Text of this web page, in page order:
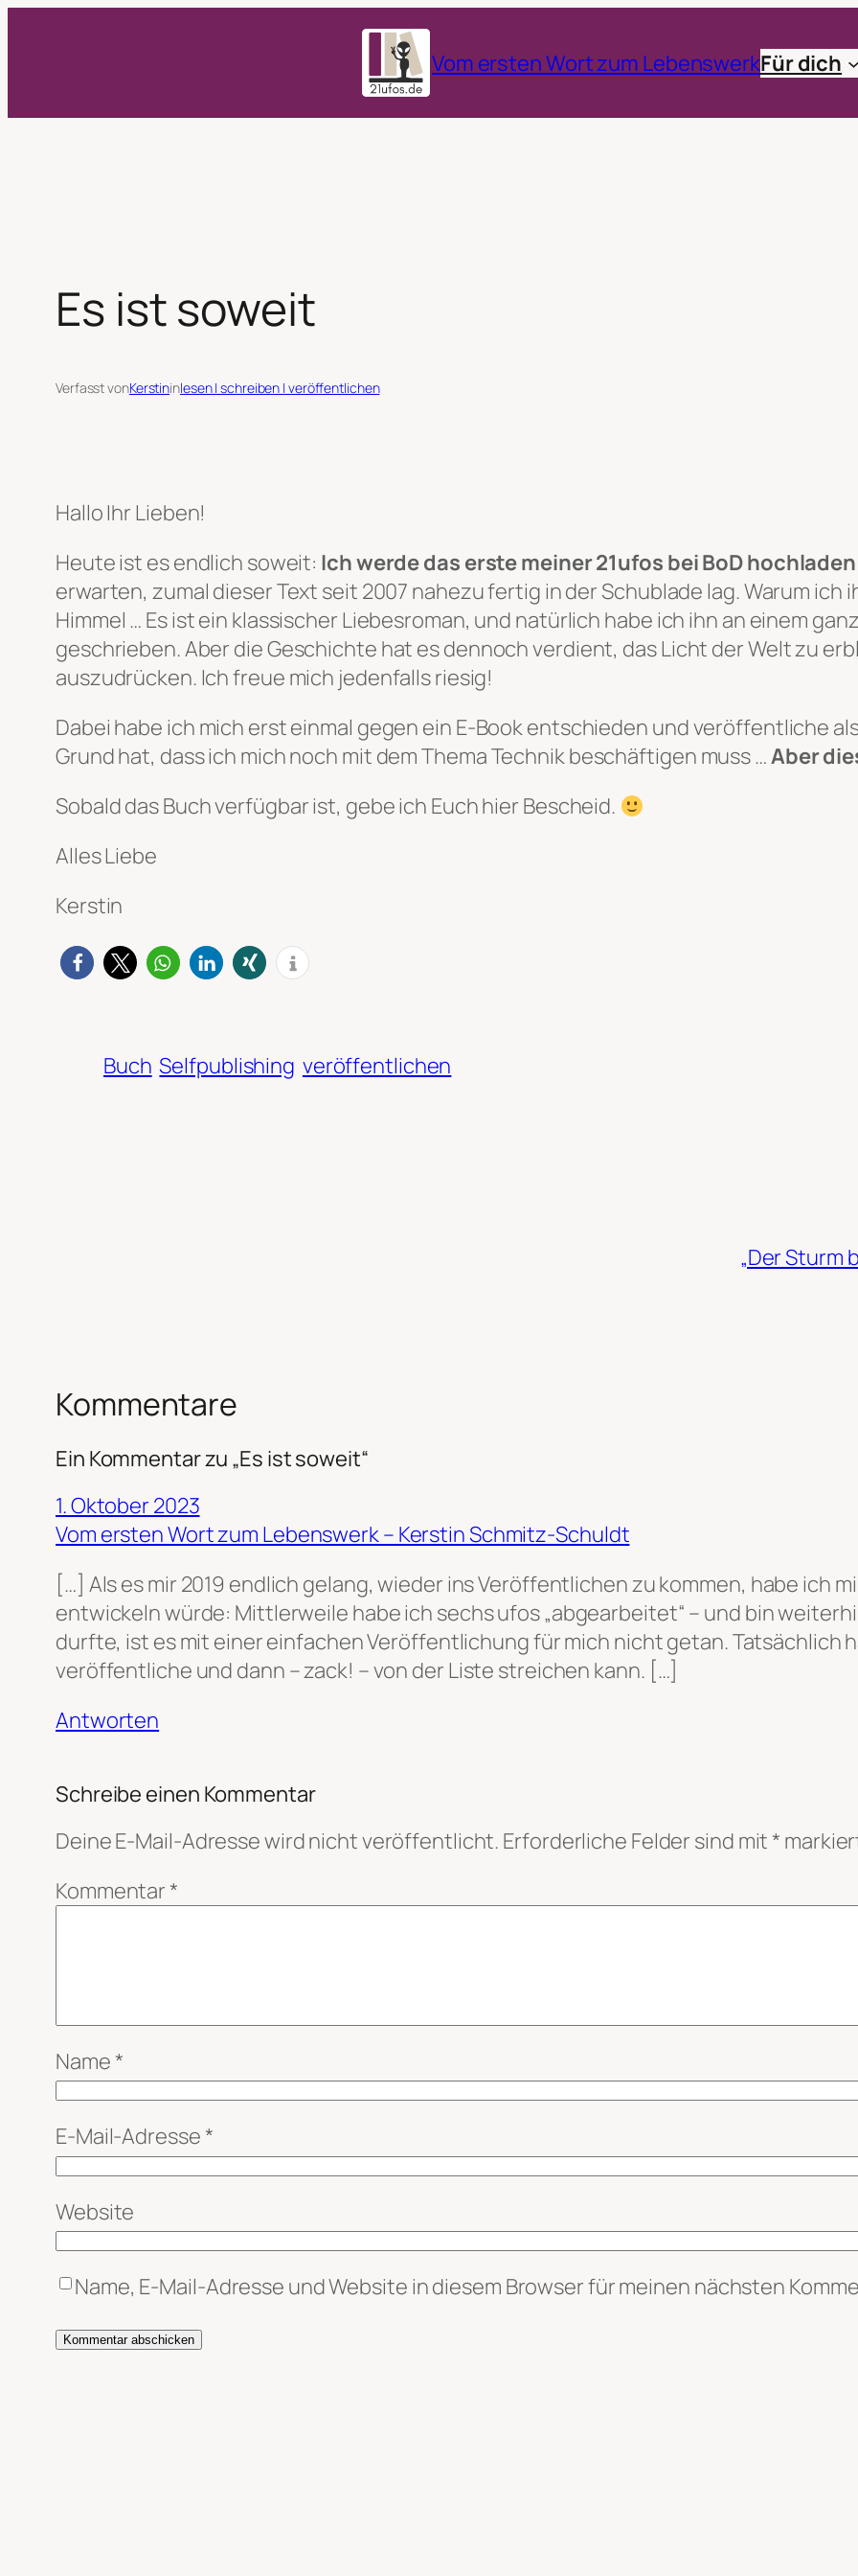
Vom ersten Wort zum LebenswerkFür dich
Es ist soweit
Verfasst vonKerstininlesen | schreiben | veröffentlichen
Hallo Ihr Lieben!
Heute ist es endlich soweit: Ich werde das erste meiner 21ufos bei BoD
erwarten, zumal dieser Text seit 2007 nahezu fertig in der Schublade lag. Warum
Himmel … Es ist ein klassischer Liebesroman, und natürlich habe ich ihn an einem
geschrieben. Aber die Geschichte hat es dennoch verdient, das Licht der Welt zu
auszudrücken. Ich freue mich jedenfalls riesig!
Dabei habe ich mich erst einmal gegen ein E-Book entschieden und veröffentliche
Grund hat, dass ich mich noch mit dem Thema Technik beschäftigen muss …Aber
Sobald das Buch verfügbar ist, gebe ich Euch hier Bescheid.
Alles Liebe
Kerstin
Buch Selfpublishing veröffentlichen
„Der Sturm
Kommentare
Ein Kommentar zu „Es ist soweit“
1. Oktober 2023
Vom ersten Wort zum Lebenswerk – Kerstin Schmitz-Schuldt
[…] Als es mir 2019 endlich gelang, wieder ins Veröffentlichen zu kommen, habe ich
entwickeln würde: Mittlerweile habe ich sechs ufos „abgearbeitet“ – und bin
durfte, ist es mit einer einfachen Veröffentlichung für mich nicht getan. Tatsächlich
veröffentliche und dann – zack! – von der Liste streichen kann. […]
Antworten
Schreibe einen Kommentar
Deine E-Mail-Adresse wird nicht veröffentlicht. Erforderliche Felder sind mit *
Kommentar *
Name *
E-Mail-Adresse *
Website
Name, E-Mail-Adresse und Website in diesem Browser für meinen nächsten